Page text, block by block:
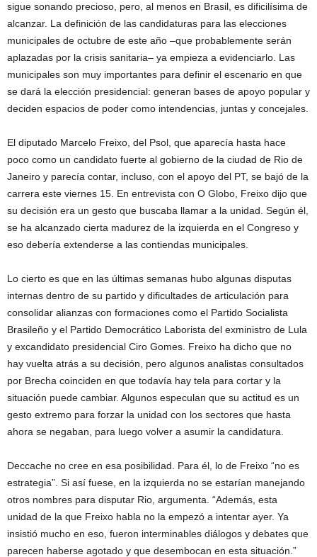
sigue sonando precioso, pero, al menos en Brasil, es dificilísima de
alcanzar. La definición de las candidaturas para las elecciones
municipales de octubre de este año –que probablemente serán
aplazadas por la crisis sanitaria– ya empieza a evidenciarlo. Las
municipales son muy importantes para definir el escenario en que
se dará la elección presidencial: generan bases de apoyo popular y
deciden espacios de poder como intendencias, juntas y concejales.
El diputado Marcelo Freixo, del Psol, que aparecía hasta hace
poco como un candidato fuerte al gobierno de la ciudad de Rio de
Janeiro y parecía contar, incluso, con el apoyo del PT, se bajó de la
carrera este viernes 15. En entrevista con O Globo, Freixo dijo que
su decisión era un gesto que buscaba llamar a la unidad. Según él,
se ha alcanzado cierta madurez de la izquierda en el Congreso y
eso debería extenderse a las contiendas municipales.
Lo cierto es que en las últimas semanas hubo algunas disputas
internas dentro de su partido y dificultades de articulación para
consolidar alianzas con formaciones como el Partido Socialista
Brasileño y el Partido Democrático Laborista del exministro de Lula
y excandidato presidencial Ciro Gomes. Freixo ha dicho que no
hay vuelta atrás a su decisión, pero algunos analistas consultados
por Brecha coinciden en que todavía hay tela para cortar y la
situación puede cambiar. Algunos especulan que su actitud es un
gesto extremo para forzar la unidad con los sectores que hasta
ahora se negaban, para luego volver a asumir la candidatura.
Deccache no cree en esa posibilidad. Para él, lo de Freixo “no es
estrategia”. Si así fuese, en la izquierda no se estarían manejando
otros nombres para disputar Rio, argumenta. “Además, esta
unidad de la que Freixo habla no la empezó a intentar ayer. Ya
insistió mucho en eso, fueron interminables diálogos y debates que
parecen haberse agotado y que desembocan en esta situación.”